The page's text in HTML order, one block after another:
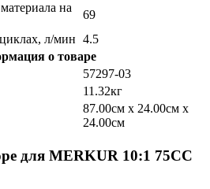
на
69
л/мин 4.5
о товаре
57297-03
11.32кг
87.00см x 24.00см x
24.00см
для MERKUR 10:1 75CC